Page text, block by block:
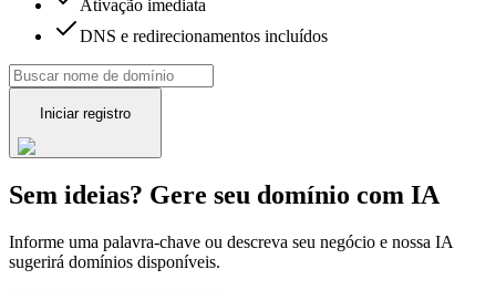
Ativação imediata
DNS e redirecionamentos incluídos
Iniciar registro
Sem ideias? Gere seu domínio com IA
Informe uma palavra-chave ou descreva seu negócio e nossa IA
sugerirá domínios disponíveis.